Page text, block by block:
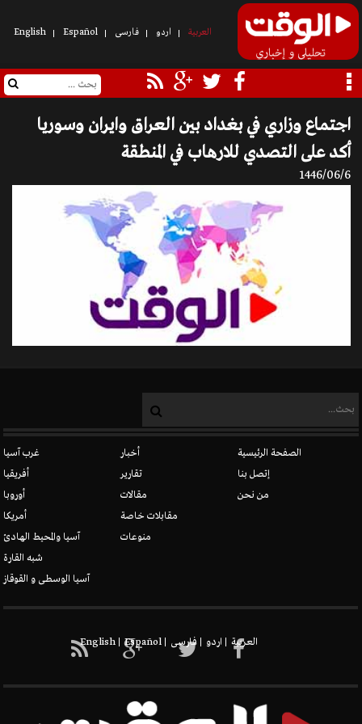
العربیة اردو فارسی Español
English
اجتماع وزاري في بغداد بين العراق وايران وسوريا
أكد على التصدي للارهاب في المنطقة
1446/06/6
غرب آسيا
أفريقيا
أوروبا
أمريكا
آسيا والمحيط الهادئ
شبه القارة
آسيا الوسطى و القوقاز
أخبار
تقارير
مقالات
مقابلات خاصة
منوعات
الصفحة الرئيسية
إتصل بنا
من نحن
العربیة اردو فارسی Español
English